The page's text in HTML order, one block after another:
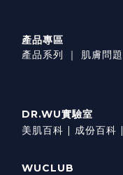
產品專區
產品系列
｜ 肌膚問題
DR.WU實驗室
美肌百科 | 成份百科 |
WUCLUB